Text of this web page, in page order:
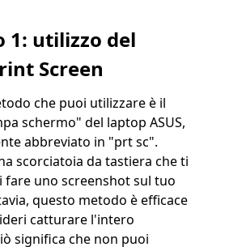
1: utilizzo del
Screen
che puoi utilizzare è il
schermo" del laptop ASUS,
abbreviato in "prt sc".
scorciatoia da tastiera che ti
fare uno screenshot sul tuo
questo metodo è efficace
catturare l'intero
significa che non puoi